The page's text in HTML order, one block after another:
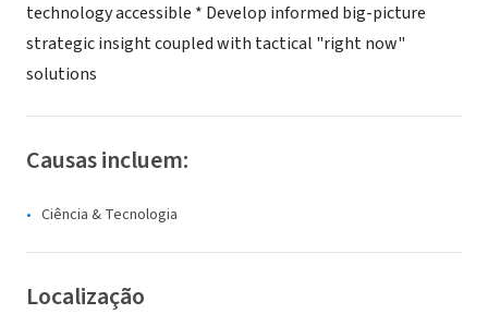
technology accessible * Develop informed big-picture
strategic insight coupled with tactical "right now"
solutions
Causas incluem:
Ciência & Tecnologia
Localização